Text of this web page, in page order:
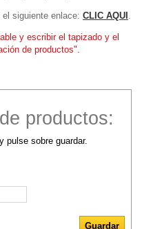
siguiente enlace: CLIC AQUI .
y escribir el tapizado y el
de productos".
productos:
pulse sobre guardar.